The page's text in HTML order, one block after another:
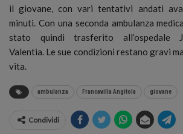
il giovane, con vari tentativi andati
minuti. Con una seconda ambulanza
stato quindi trasferito all’ospedale
Valentia. Le sue condizioni restano gravi
vita.
ambulanza Francavilla Angitola giovane
Condividi